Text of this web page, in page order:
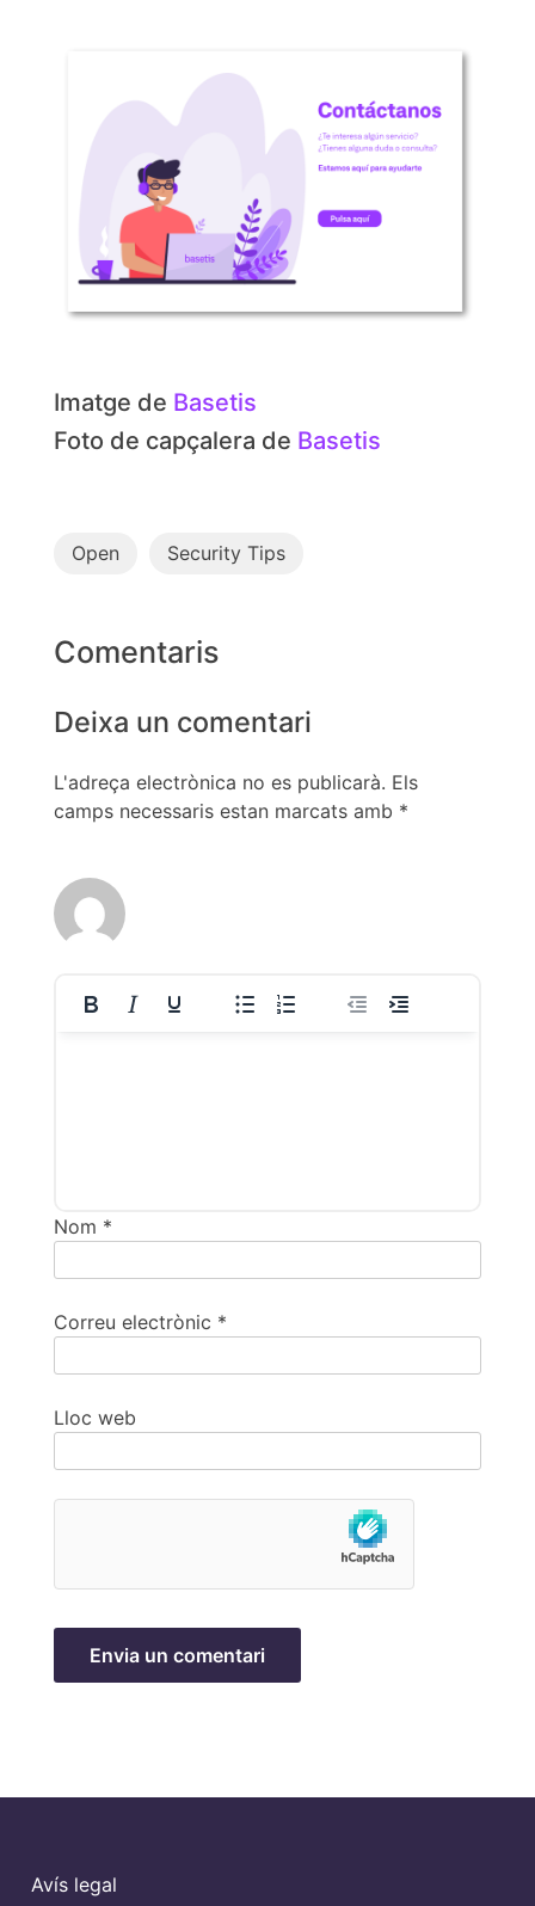
Imatge de Basetis
Foto de capçalera de Basetis
Open Security Tips
Comentaris
Deixa un comentari
L'adreça electrònica no es publicarà. Els
camps necessaris estan marcats amb *
Nom *
Correu electrònic *
Lloc web
Avís legal